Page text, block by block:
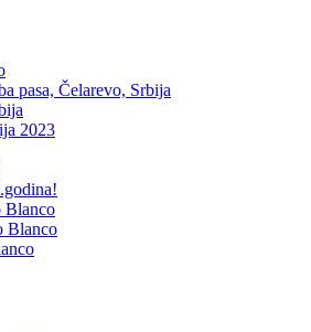
pasa, Čelarevo, Srbija
2023
Blanco
Blanco